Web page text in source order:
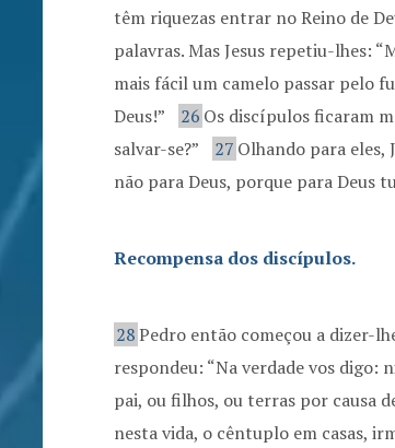
têm riquezas entrar no Reino de
palavras. Mas Jesus repetiu-lhes:
mais fácil um camelo passar pelo
Deus!”
26 Os discípulos ficaram
salvar-se?”
27 Olhando para eles,
não para Deus, porque para Deus
Recompensa dos discípulos.
28Pedro então começou a dizer-
respondeu: “Na verdade vos digo:
pai, ou filhos, ou terras por causa
nesta vida, o cêntuplo em casas,